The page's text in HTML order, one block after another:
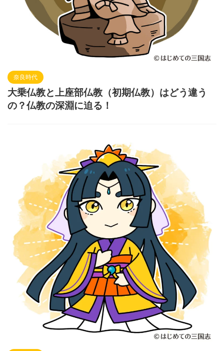
奈良時代
大乗仏教と上座部仏教（初期仏教）はどう違う
の？仏教の深淵に迫る！